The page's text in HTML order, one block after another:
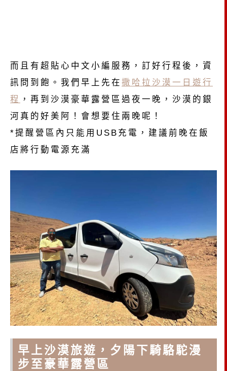
而且有超貼心中文小編服務，訂好行程後，資
訊問到飽。我們早上先在 撒哈拉沙漠一日遊行
程
，再到沙漠豪華露營區過夜一晚，沙漠的銀
河真的好美阿！會想要住兩晚呢！
*提醒營區內只能用USB充電，建議前晚在飯
店將行動電源充滿
早上沙漠旅遊，夕陽下騎駱駝漫
步至豪華露營區